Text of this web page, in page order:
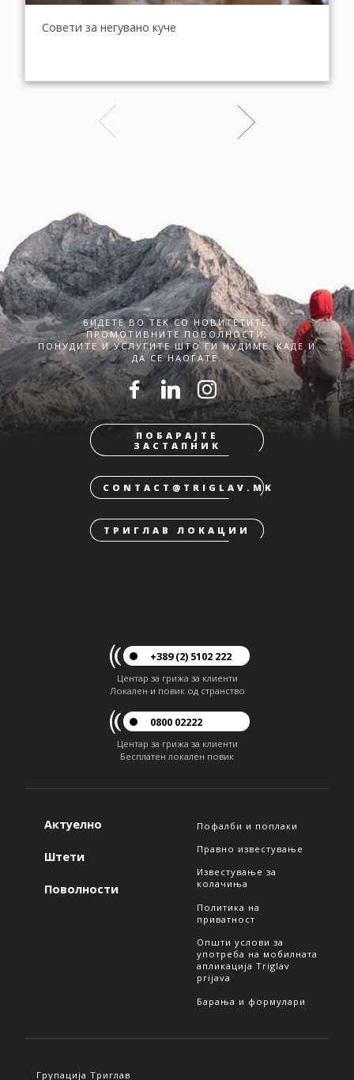
Совети за негувано куче
БИДЕТЕ ВО ТЕК СО НОВИТЕТИТЕ,
ПРОМОТИВНИТЕ ПОВОЛНОСТИ,
ПОНУДИТЕ И УСЛУГИТЕ ШТО ГИ НУДИМЕ. КАДЕ И
ДА СЕ НАОЃАТЕ.
ПОБАРАЈТЕ
ЗАСТАПНИК
CONTACT@TRIGLAV.MK
ТРИГЛАВ ЛОКАЦИИ
+389 (2) 5102 222
Центар за грижа за клиенти
Локален и повик од странство
0800 02222
Центар за грижа за клиенти
Бесплатен локален повик
Актуелно
Штети
Поволности
Пофалби и поплаки
Правно известување
Известување за
колачиња
Политика на
приватност
Општи услови за
употреба на мобилната
апликација Triglav
prijava
Барања и формулари
Групација Триглав